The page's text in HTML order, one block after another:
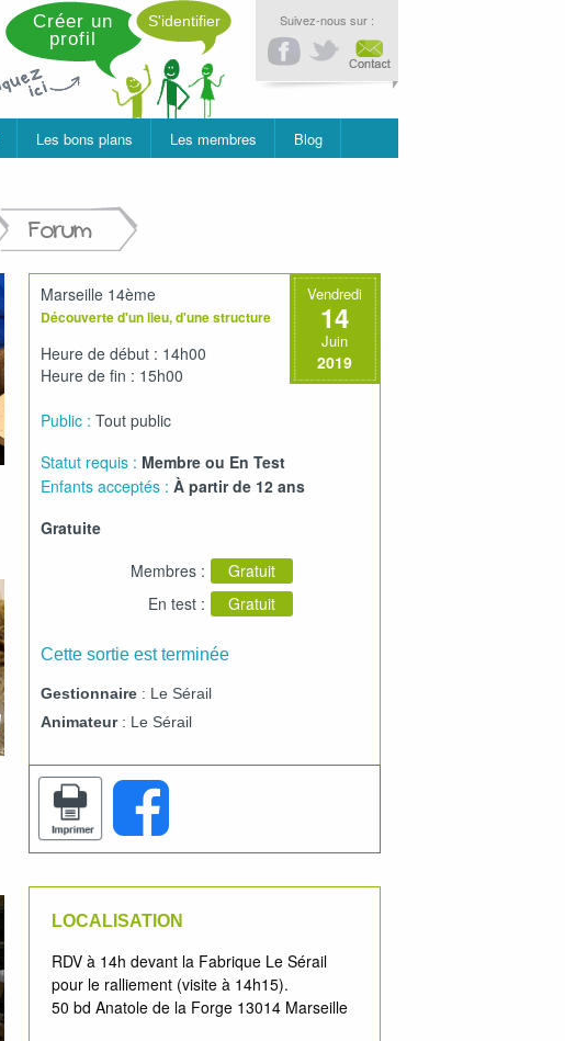
Créer un
profil
S'identifier Suivez-nous sur :
Les bons plans Les membres Blog
Forum
Vendredi
14
Juin
2019
Marseille 14ème
Découverte d'un lieu, d'une structure
Heure de début : 14h00
Heure de fin : 15h00
Public : Tout public
Statut requis : Membre ou En Test
Enfants acceptés : À partir de 12 ans
Gratuite
Membres :
Gratuit
En test :
Gratuit
Cette sortie est terminée
Gestionnaire : Le Sérail
Animateur: Le Sérail
LOCALISATION
RDV à 14h devant la Fabrique Le Sérail
pour le ralliement (visite à 14h15).
50 bd Anatole de la Forge 13014 Marseille